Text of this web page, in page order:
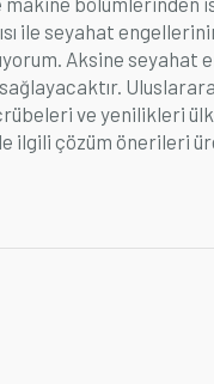
ile seyahat
Aksine seyahat
ve yenilikleri
ile ilgili çözüm